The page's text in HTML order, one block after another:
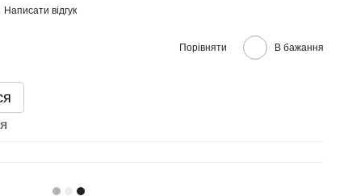
Написати відгук
Порівняти В бажання